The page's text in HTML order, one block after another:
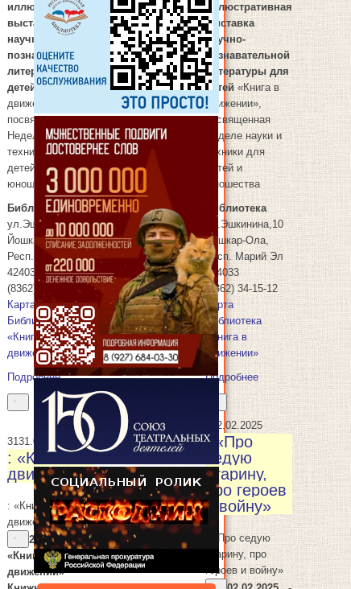
иллюстративная
выставка
научно-
познавательной
литературы для
детей«Книга в
движении»,
посвященная
Неделе науки и
техники для
детей и
юношества
Библиотека
ул.Эшкинина,10
Йошкар-Ола,
Респ. Марий Эл
424033
(8362) 34-15-12
Карта
Библиотека
«Книга в
движении»
Подробнее
иллюстративная
выставка
научно-
познавательной
литературы для
детей«Книга в
движении»,
посвященная
Неделе науки и
техники для
детей и
юношества
Библиотека
ул.Эшкинина,10
Йошкар-Ола,
Респ. Марий Эл
424033
(8362) 34-15-12
Карта
Библиотека
«Книга в
движении»
Подробнее
3131.01.2025
: «Книга в
движении»
: «Книга в
движении»
26.01.2025
-
«Книга в
движении»
02.02.2025
: «Про
седую
старину,
про героев
и войну»
: «Про седую
старину, про
героев и войну»